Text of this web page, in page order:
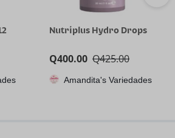
Nutriplus Hydro Drops
Q425.00
Q400.00
Amandita's Variedades